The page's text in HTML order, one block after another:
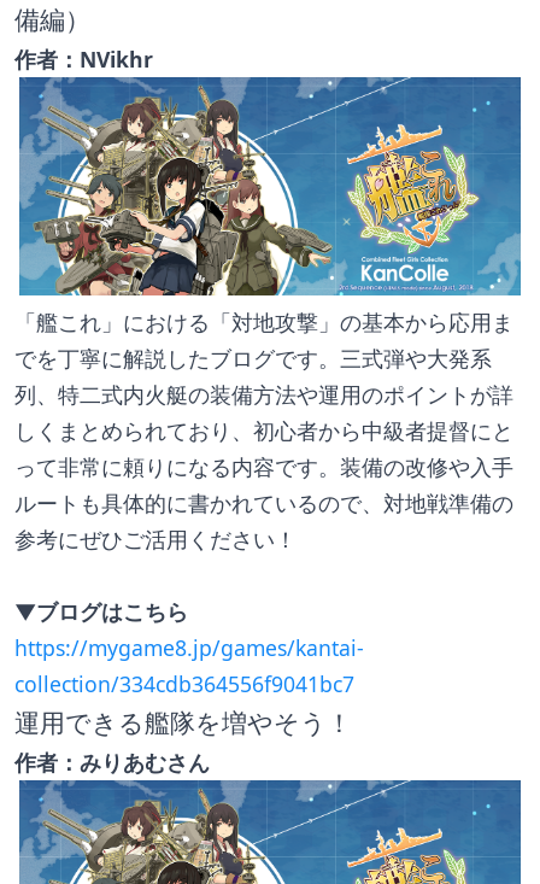
備編）
作者：NVikhr
「艦これ」における「対地攻撃」の基本から応用ま
でを丁寧に解説したブログです。三式弾や大発系
列、特二式内火艇の装備方法や運用のポイントが詳
しくまとめられており、初心者から中級者提督にと
って非常に頼りになる内容です。装備の改修や入手
ルートも具体的に書かれているので、対地戦準備の
参考にぜひご活用ください！
▼ブログはこちら
https://mygame8.jp/games/kantai-
collection/334cdb364556f9041bc7
運用できる艦隊を増やそう！
作者：みりあむさん